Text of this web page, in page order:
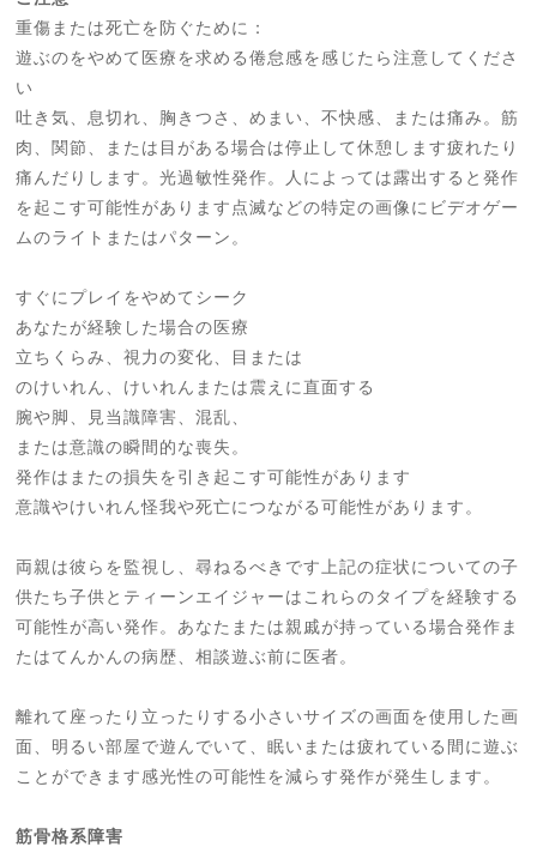
重傷または死亡を防ぐために：
遊ぶのをやめて医療を求める倦怠感を感じたら注意してくださ
い
吐き気、息切れ、胸きつさ、めまい、不快感、または痛み。筋
肉、関節、または目がある場合は停止して休憩します疲れたり
痛んだりします。光過敏性発作。人によっては露出すると発作
を起こす可能性があります点滅などの特定の画像にビデオゲー
ムのライトまたはパターン。
すぐにプレイをやめてシーク
あなたが経験した場合の医療
立ちくらみ、視力の変化、目または
のけいれん、けいれんまたは震えに直面する
腕や脚、見当識障害、混乱、
または意識の瞬間的な喪失。
発作はまたの損失を引き起こす可能性があります
意識やけいれん怪我や死亡につながる可能性があります。
両親は彼らを監視し、尋ねるべきです上記の症状についての子
供たち子供とティーンエイジャーはこれらのタイプを経験する
可能性が高い発作。あなたまたは親戚が持っている場合発作ま
たはてんかんの病歴、相談遊ぶ前に医者。
離れて座ったり立ったりする小さいサイズの画面を使用した画
面、明るい部屋で遊んでいて、眠いまたは疲れている間に遊ぶ
ことができます感光性の可能性を減らす発作が発生します。
筋骨格系障害